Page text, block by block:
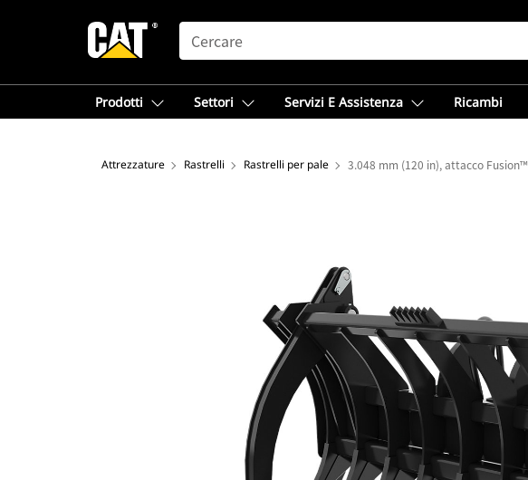
SEARCH
Prodotti Settori Servizi E Assistenza Ricambi
Attrezzature Rastrelli Rastrelli per pale 3.048 mm (120 in), attacco Fusion™